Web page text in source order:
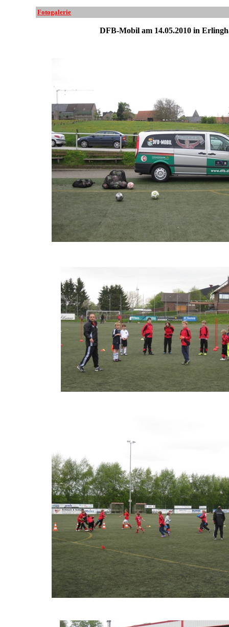
Fotogalerie
DFB-Mobil am 14.05.2010 in